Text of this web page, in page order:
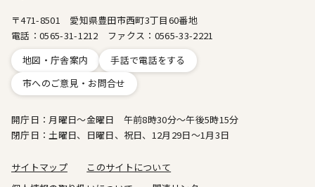
〒471-8501 愛知県豊田市西町3丁目60番地
電話：0565-31-1212 ファクス：0565-33-2221
地図・庁舎案内
手話で電話をする
市へのご意見・お問合せ
開庁日：月曜日～金曜日 午前8時30分～午後5時15分
閉庁日：土曜日、日曜日、祝日、12月29日～1月3日
サイトマップ
このサイトについて